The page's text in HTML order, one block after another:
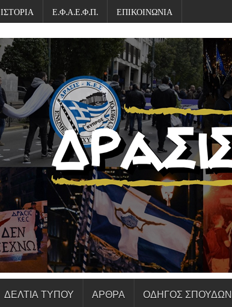
ΙΣΤΟΡΙΑ Ε.Φ.Α.Ε.Φ.Π. ΕΠΙΚΟΙΝΩΝΙΑ
ΔΕΛΤΙΑ ΤΥΠΟΥ ΑΡΘΡΑ ΟΔΗΓΟΣ ΣΠΟΥΔΩΝ